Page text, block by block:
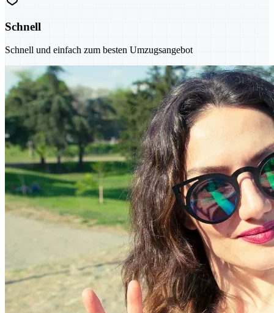
Schnell
Schnell und einfach zum besten Umzugsangebot